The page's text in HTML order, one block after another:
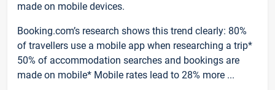
made on mobile devices.
Booking.com’s research shows this trend clearly: 80%
of travellers use a mobile app when researching a trip*
50% of accommodation searches and bookings are
made on mobile* Mobile rates lead to 28% more ...